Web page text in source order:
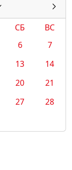
СБ
ВС
6
7
13
14
20
21
27
28